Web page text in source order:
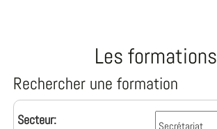
Les formations
Rechercher une formation
Secteur: